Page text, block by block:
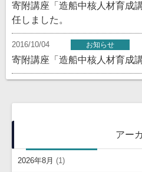
寄附講座「造船中核人材育成
任しました。
2016/10/04 お知らせ
寄附講座「造船中核人材育成
アー
2026年8月 (1)